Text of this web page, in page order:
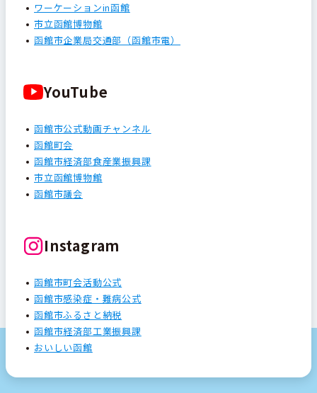
ワーケーションin函館
市立函館博物館
函館市企業局交通部（函館市電）
YouTube
函館市公式動画チャンネル
函館町会
函館市経済部食産業振興課
市立函館博物館
函館市議会
Instagram
函館市町会活動公式
函館市感染症・難病公式
函館市ふるさと納税
函館市経済部工業振興課
おいしい函館